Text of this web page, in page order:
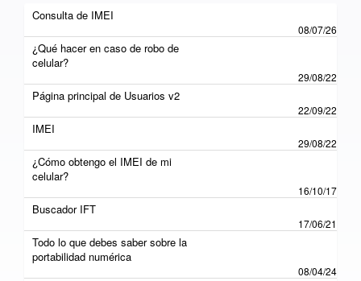
Consulta de IMEI
08/07/26
¿Qué hacer en caso de robo de
celular?
29/08/22
Página principal de Usuarios v2
22/09/22
IMEI
29/08/22
¿Cómo obtengo el IMEI de mi
celular?
16/10/17
Buscador IFT
17/06/21
Todo lo que debes saber sobre la
portabilidad numérica
08/04/24